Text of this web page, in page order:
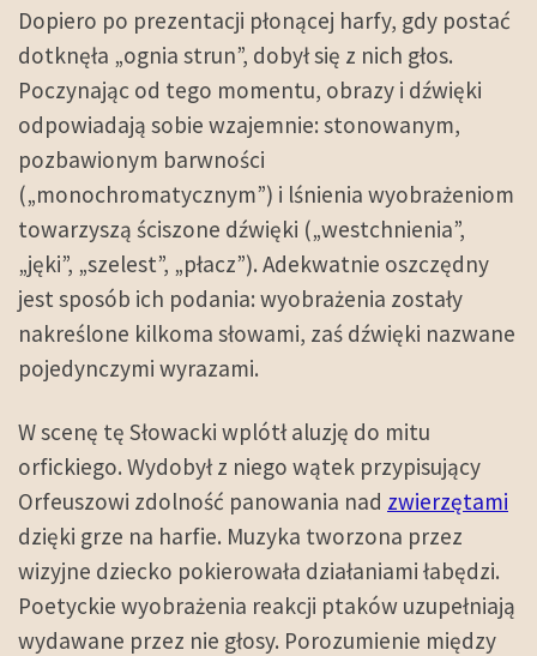
Dopiero po prezentacji płonącej harfy, gdy postać
dotknęła „ognia strun”, dobył się z nich głos.
Poczynając od tego momentu, obrazy i dźwięki
odpowiadają sobie wzajemnie: stonowanym,
pozbawionym barwności
(„monochromatycznym”) i lśnienia wyobrażeniom
towarzyszą ściszone dźwięki („westchnienia”,
„jęki”, „szelest”, „płacz”). Adekwatnie oszczędny
jest sposób ich podania: wyobrażenia zostały
nakreślone kilkoma słowami, zaś dźwięki nazwane
pojedynczymi wyrazami.
W scenę tę Słowacki wplótł aluzję do mitu
orfickiego. Wydobył z niego wątek przypisujący
Orfeuszowi zdolność panowania nad zwierzętami
dzięki grze na harfie. Muzyka tworzona przez
wizyjne dziecko pokierowała działaniami łabędzi.
Poetyckie wyobrażenia reakcji ptaków uzupełniają
wydawane przez nie głosy. Porozumienie między